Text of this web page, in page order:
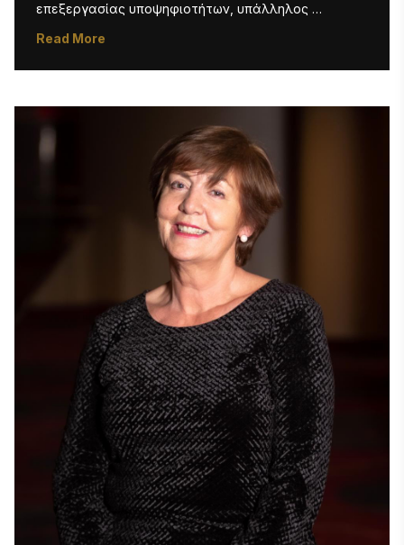
επεξεργασίας υποψηφιοτήτων, υπάλληλος
όπου επεξεργαζόταν χιλιάδες υποψηφιότητες κάθε
υποψηφίους που συμμετείχαν στους πολυάριθμους
διαγωνισμούς των φεστιβάλ.
Σήμερα ασκεί τα ίδια καθήκοντα για τους
υποψηφίους των Stevie Awards και των πολυάριθμων
Read More